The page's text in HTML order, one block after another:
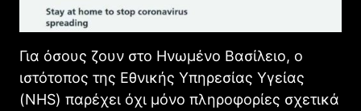
Για όσους ζουν στο Ηνωμένο Βασίλειο, ο
ιστότοπος της Εθνικής Υπηρεσίας Υγείας
(NHS) παρέχει όχι μόνο πληροφορίες σχετικά